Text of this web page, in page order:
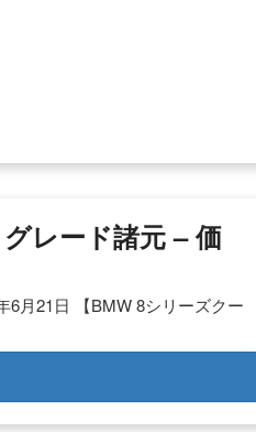
レード諸元 – 価
6月21日 【BMW 8シリーズクー